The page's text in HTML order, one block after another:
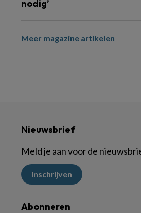
nodig’
Meer magazine artikelen
Nieuwsbrief
Meld je aan voor de
Inschrijven
Abonneren